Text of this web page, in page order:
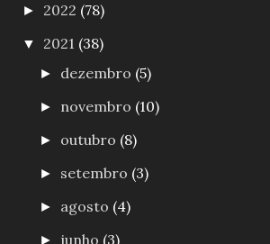
► 2022 (78)
▼ 2021 (38)
► dezembro (5)
► novembro (10)
► outubro (8)
► setembro (3)
► agosto (4)
► junho (3)